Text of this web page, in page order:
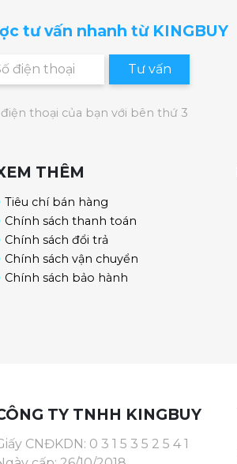
tư vấn nhanh từ KINGBUY
Tư vấn
thoại của bạn với bên thứ 3
THÊM
Tiêu chí bán hàng
Chính sách thanh toán
Chính sách đổi trả
Chính sách vận chuyển
Chính sách bảo hành
TY TNHH KINGBUY
CNĐKDN: 0 3 1 5 3 5 2 5 4 1